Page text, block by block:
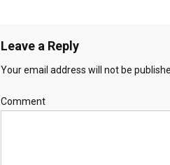
Leave a Reply
Your email address will not be
Comment